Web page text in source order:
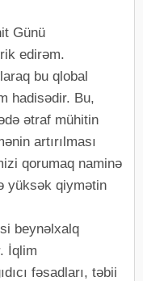
Günü
edirəm.
bu qlobal
hadisədir. Bu,
ətraf mühitin
artırılması
qorumaq naminə
yüksək qiymətin
beynəlxalq
İqlim
fəsadları, təbii